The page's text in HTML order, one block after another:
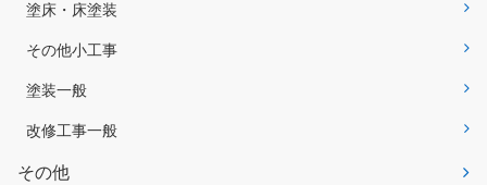
塗床・床塗装
その他小工事
塗装一般
改修工事一般
その他